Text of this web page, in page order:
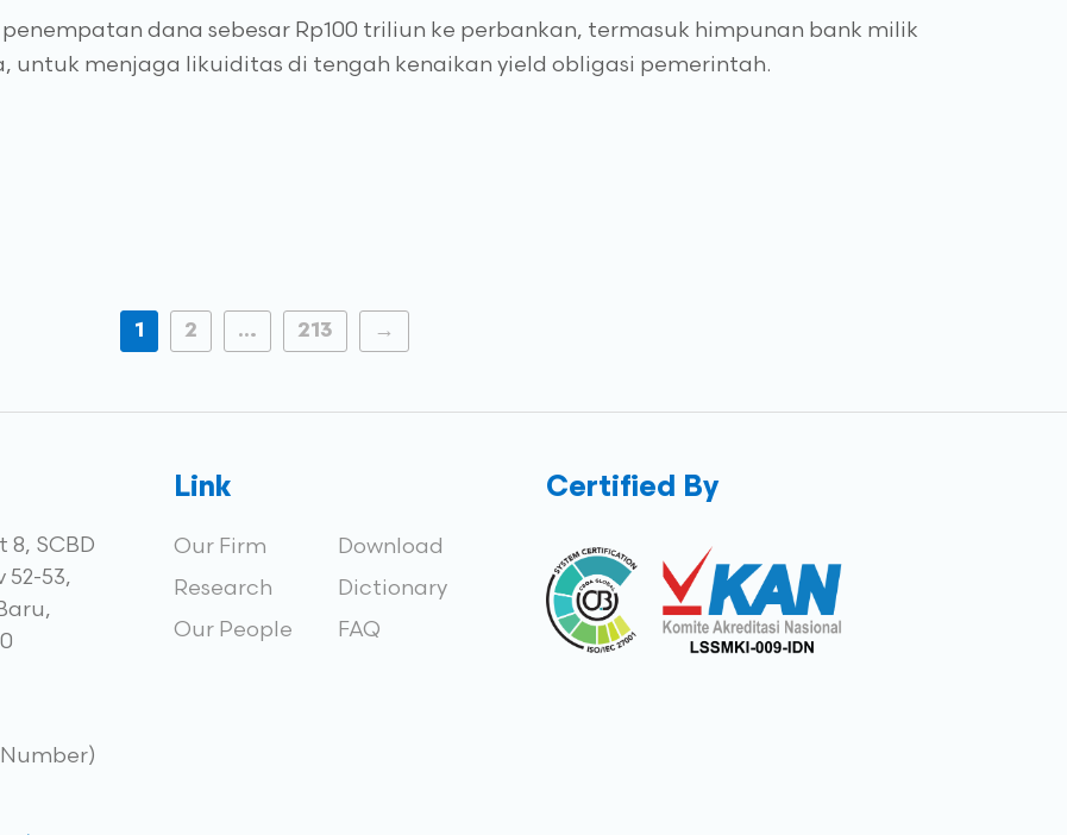
dana sebesar Rp100 triliun ke perbankan, termasuk himpunan bank milik
untuk menjaga likuiditas di tengah kenaikan yield obligasi pemerintah.
1 2 … 213 →
8, SCBD
52-53,
Number)
Link
Our Firm
Research
Our People
Download
Dictionary
FAQ
Certified By